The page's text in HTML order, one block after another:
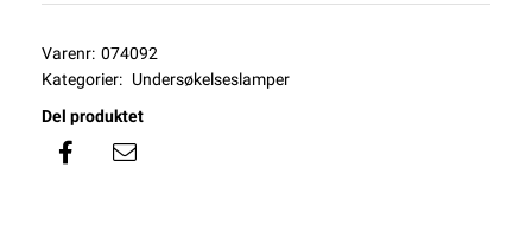
Varenr: 074092
Kategorier: Undersøkelseslamper
Del produktet